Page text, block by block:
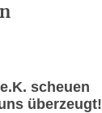
scheuen
überzeugt!